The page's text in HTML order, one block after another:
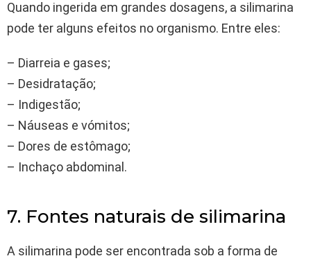
Quando ingerida em grandes dosagens, a silimarina
pode ter alguns efeitos no organismo. Entre eles:
– Diarreia e gases;
– Desidratação;
– Indigestão;
– Náuseas e vómitos;
– Dores de estômago;
– Inchaço abdominal.
7. Fontes naturais de silimarina
A silimarina pode ser encontrada sob a forma de